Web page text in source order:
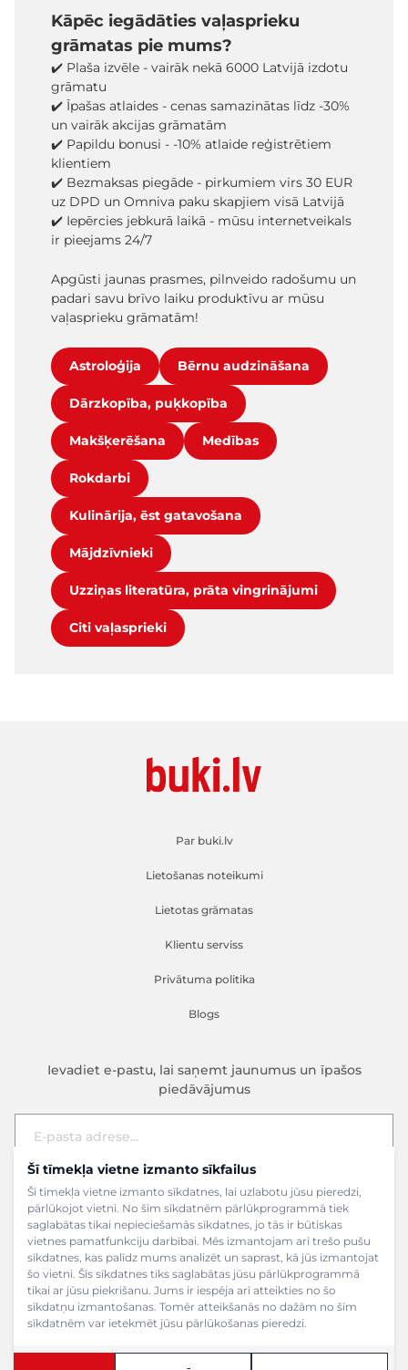
Šī tīmekļa vietne izmanto sīkfailus
Šī tīmekļa vietne izmanto sīkdatnes, lai uzlabotu jūsu pieredzi,
pārlūkojot vietni. No šīm sīkdatnēm pārlūkprogrammā tiek
saglabātas tikai nepieciešamās sīkdatnes, jo tās ir būtiskas
vietnes pamatfunkciju darbībai. Mēs izmantojam arī trešo pušu
sīkdatnes, kas palīdz mums analizēt un saprast, kā jūs izmantojat
šo vietni. Šīs sīkdatnes tiks saglabātas jūsu pārlūkprogrammā
tikai ar jūsu piekrišanu. Jums ir iespēja arī atteikties no šo
sīkdatņu izmantošanas. Tomēr atteikšanās no dažām no šīm
sīkdatnēm var ietekmēt jūsu pārlūkošanas pieredzi.
Kāpēc iegādāties vaļasprieku
grāmatas pie mums?
✔️ Plaša izvēle - vairāk nekā 6000 Latvijā izdotu
grāmatu
✔️ Īpašas atlaides - cenas samazinātas līdz -30%
un vairāk akcijas grāmatām
✔️ Papildu bonusi - -10% atlaide reģistrētiem
klientiem
✔️ Bezmaksas piegāde - pirkumiem virs 30 EUR
uz DPD un Omniva paku skapjiem visā Latvijā
✔️ Iepērcies jebkurā laikā - mūsu internetveikals
ir pieejams 24/7
Apgūsti jaunas prasmes, pilnveido radošumu un
padari savu brīvo laiku produktīvu ar mūsu
vaļasprieku grāmatām!
Astroloģija Bērnu audzināšana
Dārzkopība, puķkopība
Makšķerēšana Medības
Rokdarbi
Kulinārija, ēst gatavošana
Mājdzīvnieki
Uzziņas literatūra, prāta vingrinājumi
Citi vaļasprieki
Par buki.lv
Lietošanas noteikumi
Lietotas grāmatas
Klientu serviss
Privātuma politika
Blogs
Ievadiet e-pastu, lai saņemt jaunumus un īpašos
piedāvājumus
E-pasta adrese
Pieteikties